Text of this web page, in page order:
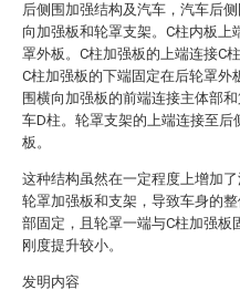
后侧围加强结构及汽车，汽车后
向加强板和轮罩支架。C柱内板
罩外板。C柱加强板的上端连接C
C柱加强板的下端固定在后轮罩外
围横向加强板的前端连接主体部
车D柱。轮罩支架的上端连接至
板。
这种结构虽然在一定程度上增加
轮罩加强板和支架，导致车身的
部固定，且轮罩一端与C柱加强
刚度提升较小。
发明内容